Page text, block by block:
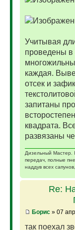
Учитывая
проведены
каждая.
отсек и
запитаны
квадрата.
развязаны
Дизельный Мастер.
передач, полные
наддув всех
Re:
Борис» 07
так поехал